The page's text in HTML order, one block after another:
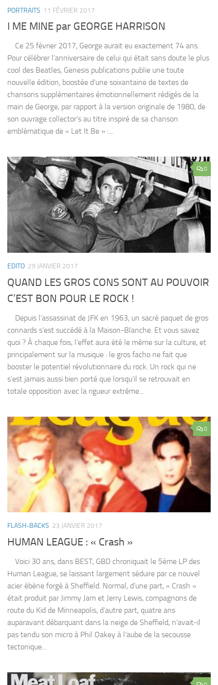
PORTRAITS 11 FÉVRIER 2017
I ME MINE par GEORGE HARRISON
Ce 25 février 2017, George aurait eu exactement 74 ans.
Pour célébrer l’anniversaire de celui qui était sans doute le plus
cool des Beatles, Genesis publications publie une toute
nouvelle édition, boostée d’une soixantaine de textes de
chansons supplémentaires émotionnellement rédigés de la
main de George, par rapport à la version originale de 1980, de
son ouvrage collector’s au titre inspiré de sa chanson
emblématique de « Let It Be » :...
0
EDITO 29 JANVIER 2017
QUAND LES GROS CONS SONT AU POUVOIR
C’EST BON POUR LE ROCK !
Depuis l’assassinat de JFK en 1963, un sacré paquet de gros
connards s’est succédé à la Maison-Blanche. Et vous savez
quoi ? À chaque fois, l’effet aura été le même sur la culture, et
principalement sur la musique : le gros facho ne fait que
booster le potentiel révolutionnaire du rock. Un rock qui ne
s’est jamais aussi bien porté que lorsqu’il se retrouvait en
totale opposition avec la rigueur extrême...
0
FLASH-BACKS 23 JANVIER 2017
HUMAN LEAGUE : « Crash »
Voici 30 ans, dans BEST, GBD chroniquait le 5éme LP des
Human League, se laissant largement séduire par ce nouvel
acier ébène forgé à Sheffield. Normal, d’une part, « Crash »
était produit par Jimmy Jam et Jerry Lewis, compagnons de
route du Kid de Minneapolis, d’autre part, quatre ans
auparavant débarquant dans la neige de Sheffield, n’avait-il
pas tendu son micro à Phil Oakey à l’aube de la secousse
tectonique...